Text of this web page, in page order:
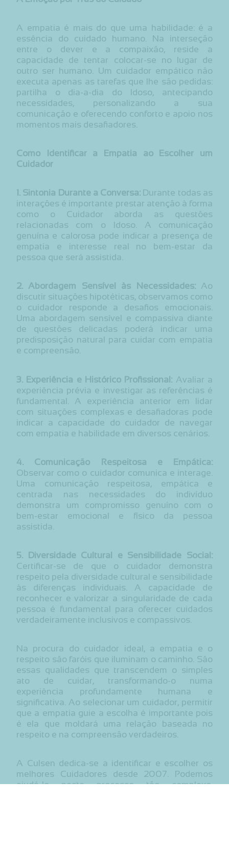
A empatia é mais do que uma habilidade: é a
essência do cuidado humano. Na interseção
entre o dever e a compaixão, reside a
capacidade de tentar colocar-se no lugar de
outro ser humano. Um cuidador empático não
executa apenas as tarefas que lhe são pedidas:
partilha o dia-a-dia do Idoso, antecipando
necessidades, personalizando a sua
comunicação e oferecendo conforto e apoio nos
momentos mais desafiadores.
Como Identificar a Empatia ao Escolher um
Cuidador
1. Sintonia Durante a Conversa: Durante todas as
interações é importante prestar atenção à forma
como o Cuidador aborda as questões
relacionadas com o Idoso. A comunicação
genuína e calorosa pode indicar a presença de
empatia e interesse real no bem-estar da
pessoa que será assistida.
2. Abordagem Sensível às Necessidades:Ao
discutir situações hipotéticas, observamos como
o cuidador responde a desafios emocionais.
Uma abordagem sensível e compassiva diante
de questões delicadas poderá indicar uma
predisposição natural para cuidar com empatia
e compreensão.
3. Experiência e Histórico Profissional: Avaliar a
experiência prévia e investigar as referências é
fundamental. A experiência anterior em lidar
com situações complexas e desafiadoras pode
indicar a capacidade do cuidador de navegar
com empatia e habilidade em diversos cenários.
4. Comunicação Respeitosa e Empática:
Observar como o cuidador comunica e interage.
Uma comunicação respeitosa, empática e
centrada nas necessidades do indivíduo
demonstra um compromisso genuíno com o
bem-estar emocional e físico da pessoa
assistida.
5. Diversidade Cultural e Sensibilidade Social:
Certificar-se de que o cuidador demonstra
respeito pela diversidade cultural e sensibilidade
às diferenças individuais. A capacidade de
reconhecer e valorizar a singularidade de cada
pessoa é fundamental para oferecer cuidados
verdadeiramente inclusivos e compassivos.
Na procura do cuidador ideal, a empatia e o
respeito são faróis que iluminam o caminho. São
essas qualidades que transcendem o simples
ato de cuidar, transformando-o numa
experiência profundamente humana e
significativa. Ao selecionar um cuidador, permitir
que a empatia guie a escolha é importante pois
é ela que moldará uma relação baseada no
respeito e na compreensão verdadeiros.
A Culsen dedica-se a identificar e escolher os
melhores Cuidadores desde 2007. Podemos
ajudá-lo neste processo tão complexo.